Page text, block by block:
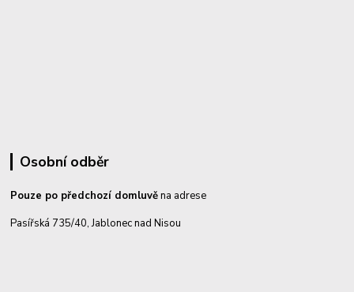
Osobní odběr
Pouze po předchozí domluvěna adrese
Pasířská 735/40, Jablonec nad Nisou